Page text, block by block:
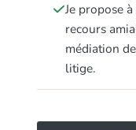
Je propose
recours
médiation
litige.